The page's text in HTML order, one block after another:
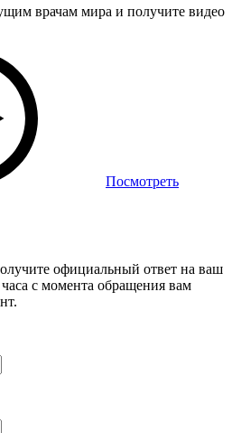
врачам мира и получите видео
Посмотреть
официальный ответ на ваш
с момента обращения вам